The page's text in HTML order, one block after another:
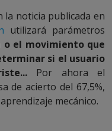
la noticia publicada en
utilizará parámetros
o el movimiento que
si el usuario
Por ahora el
de acierto del 67,5%,
mecánico.